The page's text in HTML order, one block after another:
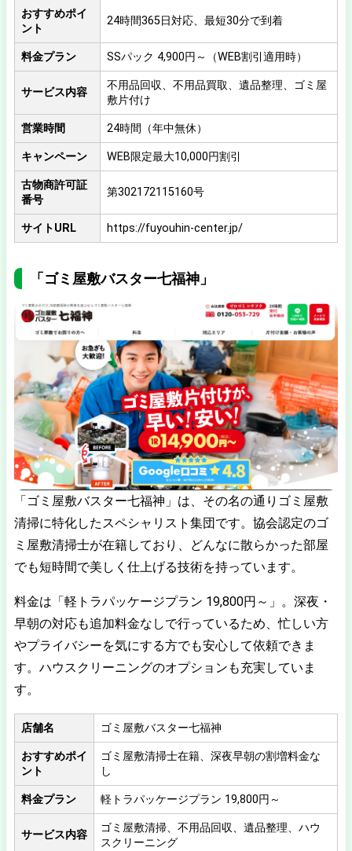
おすすめポイ
ント
24時間365日対応、最短30分で到着
料金プラン SSパック 4,900円～（WEB割引適用時）
サービス内容
不用品回収、不用品買取、遺品整理、ゴミ屋
敷片付け
営業時間 24時間（年中無休）
キャンペーン WEB限定最大10,000円割引
古物商許可証
番号
第302172115160号
サイトURL https://fuyouhin-center.jp/
「ゴミ屋敷バスター七福神」
「ゴミ屋敷バスター七福神」は、その名の通りゴミ屋敷
清掃に特化したスペシャリスト集団です。協会認定のゴ
ミ屋敷清掃士が在籍しており、どんなに散らかった部屋
でも短時間で美しく仕上げる技術を持っています。
料金は「軽トラパッケージプラン 19,800円～」。深夜・
早朝の対応も追加料金なしで行っているため、忙しい方
やプライバシーを気にする方でも安心して依頼できま
す。ハウスクリーニングのオプションも充実していま
す。
店舗名 ゴミ屋敷バスター七福神
おすすめポイ
ント
ゴミ屋敷清掃士在籍、深夜早朝の割増料金な
し
料金プラン 軽トラパッケージプラン 19,800円～
サービス内容
ゴミ屋敷清掃、不用品回収、遺品整理、ハウ
スクリーニング